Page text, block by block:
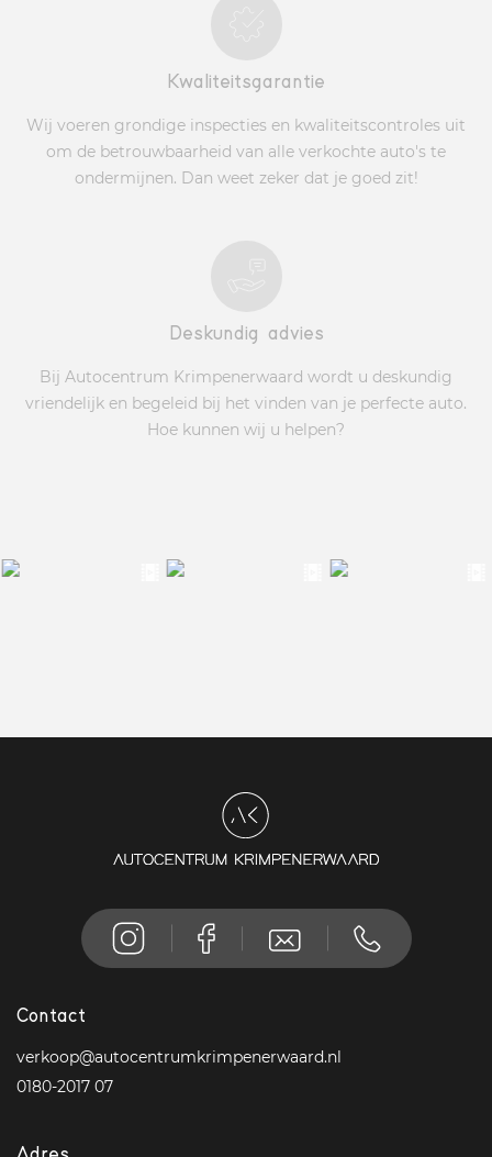
Kwaliteitsgarantie
Wij voeren grondige inspecties en kwaliteitscontroles uit
om de betrouwbaarheid van alle verkochte auto's te
ondermijnen. Dan weet zeker dat je goed zit!
Deskundig advies
Bij Autocentrum Krimpenerwaard wordt u deskundig
vriendelijk en begeleid bij het vinden van je perfecte auto.
Hoe kunnen wij u helpen?
Contact
verkoop@autocentrumkrimpenerwaard.nl
0180-2017 07